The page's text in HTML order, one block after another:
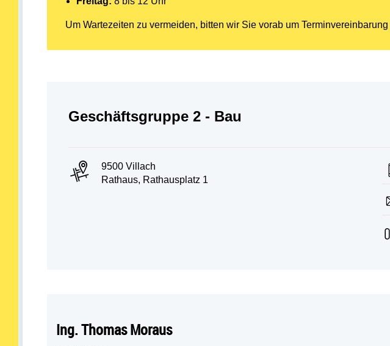
Um Wartezeiten zu vermeiden, bitten wir Sie vorab um
Abteilung:
Geschäftsgruppe 2 - Bau
PLZ und Ort:
9500 Villach
Adresse:
Rathaus, Rathausplatz 1
Ing. Thomas Moraus